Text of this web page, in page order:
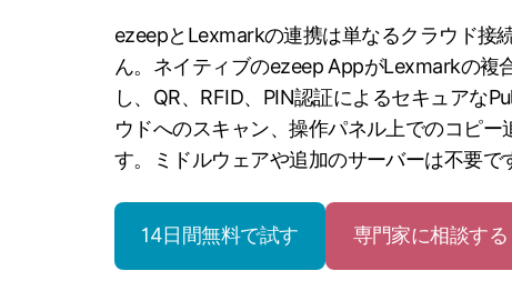
ezeepとLexmarkの連携は単なるクラウド接
ん。ネイティブのezeep AppがLexmarkの複
し、QR、RFID、PIN認証によるセキュアな
ウドへのスキャン、操作パネル上でのコピー
す。ミドルウェアや追加のサーバーは不要で
14日間無料で試す 専門家に相談する